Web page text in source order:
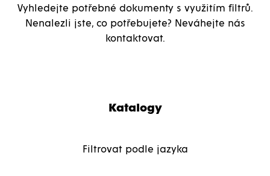
Vyhledejte potřebné dokumenty s využitím filtrů.
Nenalezli jste, co potřebujete? Neváhejte nás
kontaktovat.
Katalogy
Filtrovat podle jazyka